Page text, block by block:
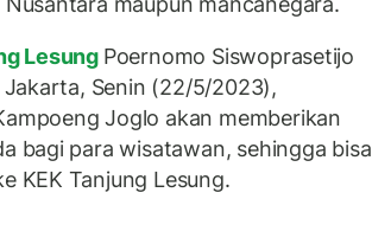
Lesung Poernomo Siswoprasetijo
Senin (22/5/2023),
Joglo akan memberikan
bagi para wisatawan, sehingga bisa
KEK Tanjung Lesung.